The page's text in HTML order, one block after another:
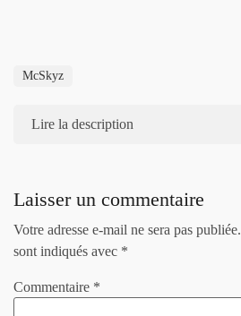
McSkyz
Lire la description
Laisser un commentaire
Votre adresse e-mail ne sera pas publiée.
sont indiqués avec *
Commentaire *